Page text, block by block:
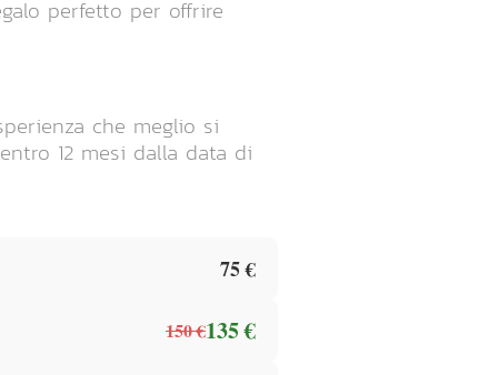
perfetto per offrire
che meglio si
12 mesi dalla data di
75 €
150 €135 €